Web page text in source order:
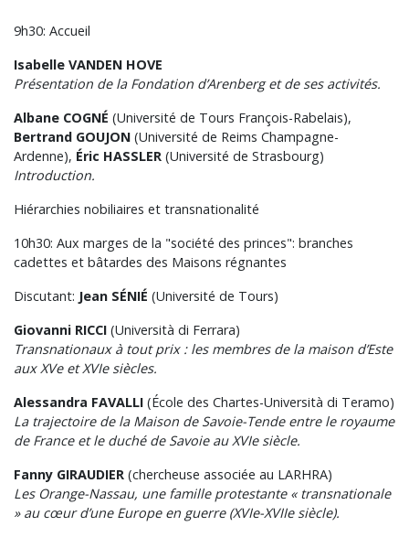
9h30: Accueil
Isabelle VANDEN HOVE
Présentation de la Fondation d’Arenberg et de ses activités.
Albane COGNÉ (Université de Tours François-Rabelais),
Bertrand GOUJON (Université de Reims Champagne-
Ardenne), Éric HASSLER (Université de Strasbourg)
Introduction.
Hiérarchies nobiliaires et transnationalité
10h30: Aux marges de la "société des princes": branches
cadettes et bâtardes des Maisons régnantes
Discutant: Jean SÉNIÉ (Université de Tours)
Giovanni RICCI (Università di Ferrara)
Transnationaux à tout prix : les membres de la maison d’Este
aux XVe et XVIe siècles.
Alessandra FAVALLI (École des Chartes-Università di Teramo)
La trajectoire de la Maison de Savoie-Tende entre le royaume
de France et le duché de Savoie au XVIe siècle.
Fanny GIRAUDIER (chercheuse associée au LARHRA)
Les Orange-Nassau, une famille protestante « transnationale
» au cœur d’une Europe en guerre (XVIe-XVIIe siècle).